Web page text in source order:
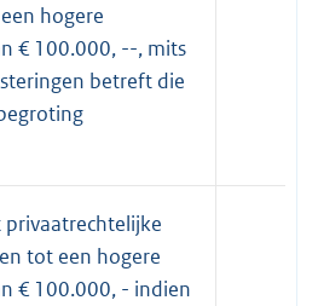
hogere
€ 100.000, --, mits
betreft die
privaatrechtelijke
tot een hogere
€ 100.000, - indien